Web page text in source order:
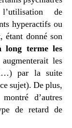
de
hyperactifs ou
étant donné son
long terme les
les
par la suite
sujet). De plus,
d’autres
de retard de